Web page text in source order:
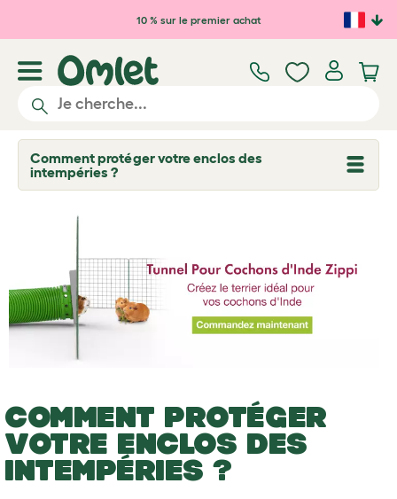
Passer au contenu principal
10 % sur le premier achat
Comment protéger votre enclos des
intempéries ?
T
p
d
o
COMMENT PROTÉGER
VOTRE ENCLOS DES
INTEMPÉRIES ?